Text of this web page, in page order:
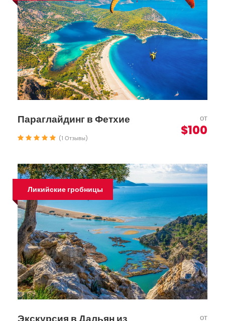
Параглайдинг в Фетхие от
$100
(1 Отзывы)
Ликийские гробницы
от